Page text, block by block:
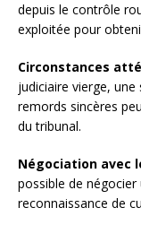
depuis le contrôle
exploitée pour
Circonstances
judiciaire vierge,
remords sincères
du tribunal.
Négociation avec
possible de négocier
reconnaissance de